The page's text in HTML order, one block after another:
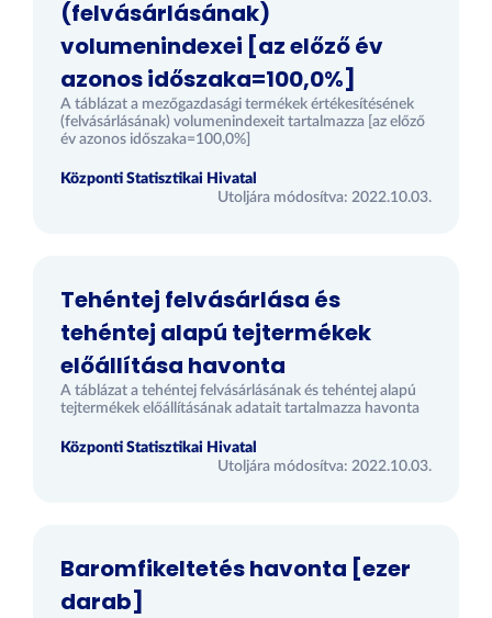
(felvásárlásának)
volumenindexei [az előző év
azonos időszaka=100,0%]
A táblázat a mezőgazdasági termékek értékesítésének
(felvásárlásának) volumenindexeit tartalmazza [az előző
év azonos időszaka=100,0%]
Központi Statisztikai Hivatal
Utoljára módosítva: 2022.10.03.
Tehéntej felvásárlása és
tehéntej alapú tejtermékek
előállítása havonta
A táblázat a tehéntej felvásárlásának és tehéntej alapú
tejtermékek előállításának adatait tartalmazza havonta
Központi Statisztikai Hivatal
Utoljára módosítva: 2022.10.03.
Baromfikeltetés havonta [ezer
darab]